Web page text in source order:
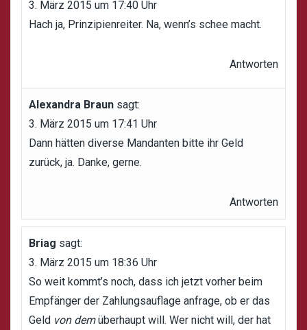
3. März 2015 um 17:40 Uhr
Hach ja, Prinzipienreiter. Na, wenn’s schee macht.
Antworten
Alexandra Braun sagt:
3. März 2015 um 17:41 Uhr
Dann hätten diverse Mandanten bitte ihr Geld
zurück, ja. Danke, gerne.
Antworten
Briag sagt:
3. März 2015 um 18:36 Uhr
So weit kommt’s noch, dass ich jetzt vorher beim
Empfänger der Zahlungsauflage anfrage, ob er das
Geld von demüberhaupt will. Wer nicht will, der hat